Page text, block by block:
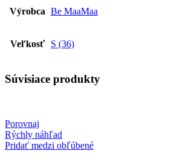
Výrobca Be MaaMaa
Veľkosť S (36)
Súvisiace produkty
Porovnaj
Rýchly náhľad
Pridať medzi obľúbené